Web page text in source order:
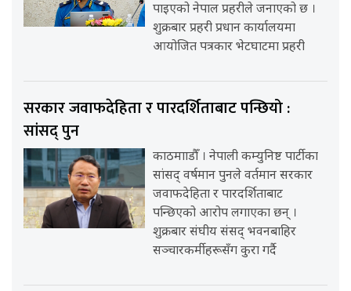
पाइएको नेपाल प्रहरीले जनाएको छ ।
शुक्रबार प्रहरी प्रधान कार्यालयमा
आयोजित पत्रकार भेटघाटमा प्रहरी
सरकार जवाफदेहिता र पारदर्शिताबाट पन्छियो :
सांसद् पुन
काठमााडौँ । नेपाली कम्युनिष्ट पार्टीका
सांसद् वर्षमान पुनले वर्तमान सरकार
जवाफदेहिता र पारदर्शिताबाट
पन्छिएको आरोप लगाएका छन् ।
शुक्रबार संघीय संसद् भवनबाहिर
सञ्चारकर्मीहरूसँग कुरा गर्दै